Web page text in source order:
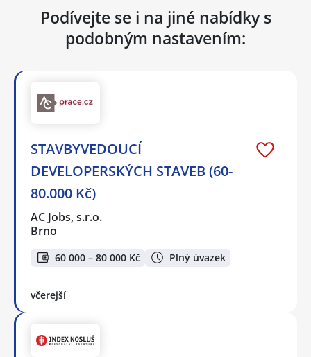
Podívejte se i na jiné nabídky s
podobným nastavením:
STAVBYVEDOUCÍ
DEVELOPERSKÝCH STAVEB (60-
80.000 Kč)
AC Jobs, s.r.o.
Brno
60 000 – 80 000 Kč Plný úvazek
včerejší